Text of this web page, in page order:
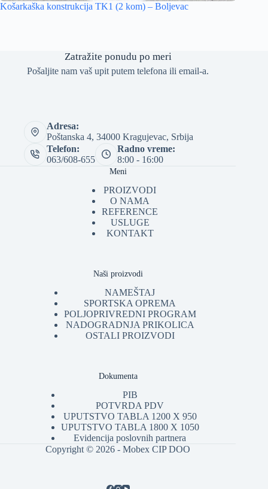
Košarkaška konstrukcija TK1 (2 kom) – Boljevac
Zatražite ponudu po meri
Pošaljite nam vaš upit putem telefona ili email-a.
Adresa:
Poštanska 4, 34000 Kragujevac, Srbija
Telefon:
063/608-655
Radno vreme:
8:00 - 16:00
Meni
PROIZVODI
O NAMA
REFERENCE
USLUGE
KONTAKT
Naši proizvodi
NAMEŠTAJ
SPORTSKA OPREMA
POLJOPRIVREDNI PROGRAM
NADOGRADNJA PRIKOLICA
OSTALI PROIZVODI
Dokumenta
PIB
POTVRDA PDV
UPUTSTVO TABLA 1200 X 950
UPUTSTVO TABLA 1800 X 1050
Evidencija poslovnih partnera
Copyright © 2026 - Mobex CIP DOO